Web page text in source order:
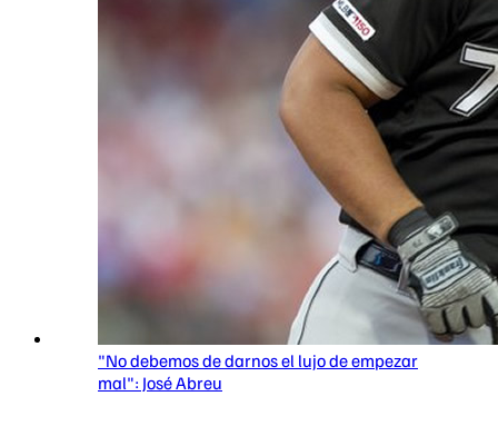
"No debemos de darnos el lujo de empezar
mal": José Abreu